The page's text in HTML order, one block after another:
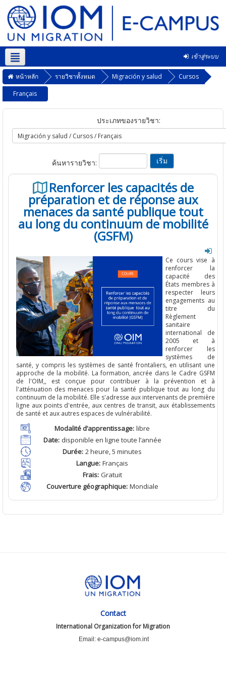
เข้าสู่ระบบ
Thai ‎(th)‎
หน้าหลัก รายวิชาทั้งหมด Migración y salud
Cursos
Français
ประเภทของรายวิชา:
ค้นหารายวิชา:
Renforcer les capacités de
préparation et de réponse aux
menaces da santé publique tout
au long du continuum de mobilité
(GSFM)
Ce cours vise à
renforcer la
capacité des
États membres à
respecter
leurs
engagements au
titre du
Règlement
sanitaire
international de
2005 et à
renforcer les
systèmes de
santé, y compris les systèmes de santé frontaliers, en utilisant une
approche de la mobilité. Laformation, ancrée dans le Cadre GSFM
de l'OIM,, est conçue pour contribuer à la prévention et à
l'atténuation des menaces pour la santé publique tout au long du
continuum de la mobilité. Elle s'adresse aux intervenants de première
ligne aux points d'entrée, aux centres de transit, aux établissements
de santé et aux autres espaces de vulnérabilité.
Modalité d’apprentissage: libre
Date: disponible en ligne toute l’année
Durée: 2heure,5 minutes
Langue: Français
Frais: Gratuit
Couverture géographique: Mondiale
Contact
International Organization for Migration
Email: e-campus@iom.int